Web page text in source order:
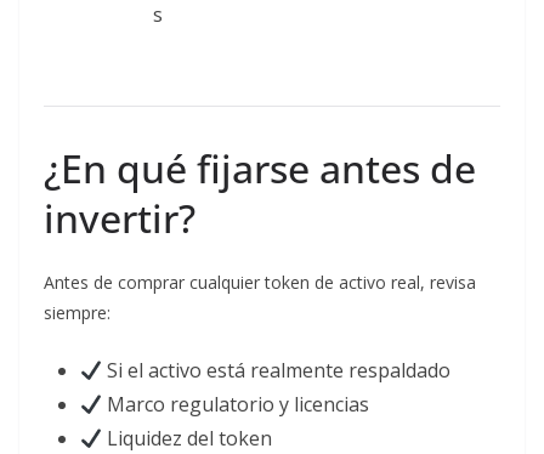
s
¿En qué fijarse antes de
invertir?
Antes de comprar cualquier token de activo real, revisa
siempre:
Si el activo está realmente respaldado
Marco regulatorio y licencias
Liquidez del token